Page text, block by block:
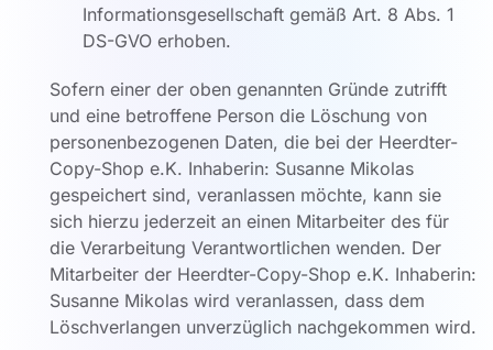
Informationsgesellschaft gemäß Art. 8 Abs. 1
DS-GVO erhoben.
Sofern einer der oben genannten Gründe zutrifft
und eine betroffene Person die Löschung von
personenbezogenen Daten, die bei der Heerdter-
Copy-Shop e.K. Inhaberin: Susanne Mikolas
gespeichert sind, veranlassen möchte, kann sie
sich hierzu jederzeit an einen Mitarbeiter des für
die Verarbeitung Verantwortlichen wenden. Der
Mitarbeiter der Heerdter-Copy-Shop e.K. Inhaberin:
Susanne Mikolas wird veranlassen, dass dem
Löschverlangen unverzüglich nachgekommen wird.